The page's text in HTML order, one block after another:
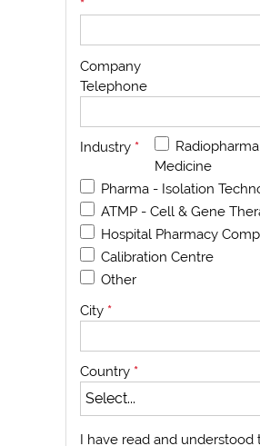
*
Company
Telephone
Industry *
Medicine
Pharma - Isolation
ATMP - Cell & Gene
Hospital Pharmacy
Calibration Centre
Other
City *
Country *
I have read and understood